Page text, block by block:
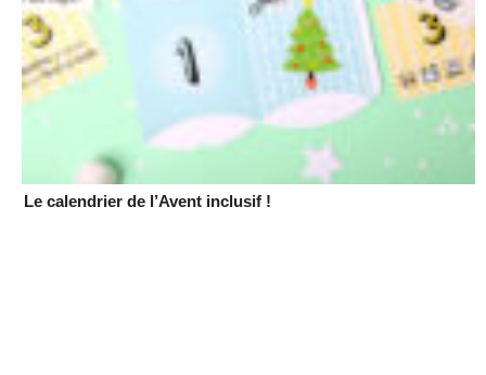
Le calendrier de l’Avent inclusif !